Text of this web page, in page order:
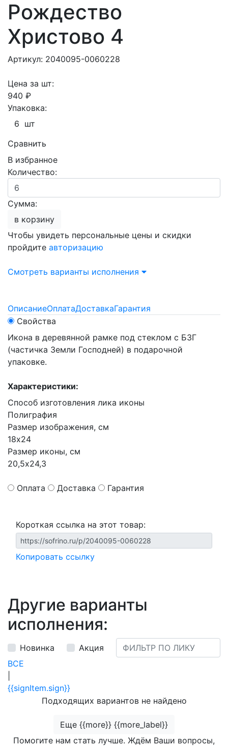
Рождество
Христово 4
Артикул: 2040095-0060228
Цена за шт:
940 ₽
Упаковка:
6 шт
Сравнить
В избранное
Количество:
Сумма:
в корзину
Чтобы увидеть персональные цены и скидки
пройдите авторизацию
Смотреть варианты исполнения
ОписаниеОплатаДоставкаГарантия
Свойства
Икона в деревянной рамке под стеклом с БЗГ
(частичка Земли Господней) в подарочной
упаковке.
Характеристики:
Способ изготовления лика иконы
Полиграфия
Размер изображения, см
18х24
Размер иконы, см
20,5х24,3
Оплата Доставка Гарантия
Короткая ссылка на этот товар:
Копировать ссылку
Другие варианты
исполнения:
Новинка
Акция
ВСЕ
{{signItem.sign}}
Подходящих вариантов не найдено
Еще {{more}} {{more_label}}
Помогите нам стать лучше. Ждём Ваши вопросы,